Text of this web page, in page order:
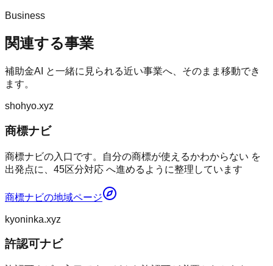
Business
関連する事業
補助金AI
と一緒に見られる近い事業へ、そのまま移動でき
ます。
shohyo.xyz
商標ナビ
商標ナビの入口です。自分の商標が使えるかわからない を
出発点に、45区分対応 へ進めるように整理しています
商標ナビの地域ページ
kyoninka.xyz
許認可ナビ